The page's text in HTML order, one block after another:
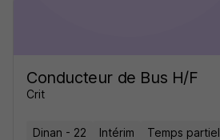
Conducteur de Bus H/F
Crit
Dinan - 22 Intérim Temps partiel